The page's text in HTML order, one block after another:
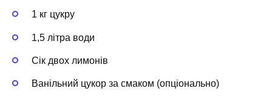
1 кг цукру
1,5 літра води
Сік двох лимонів
Ванільний цукор за смаком (опціонально)